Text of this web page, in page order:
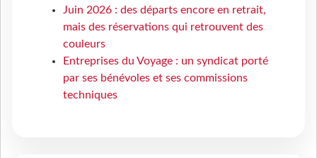
Juin 2026 : des départs encore en retrait,
mais des réservations qui retrouvent des
couleurs
Entreprises du Voyage : un syndicat porté
par ses bénévoles et ses commissions
techniques